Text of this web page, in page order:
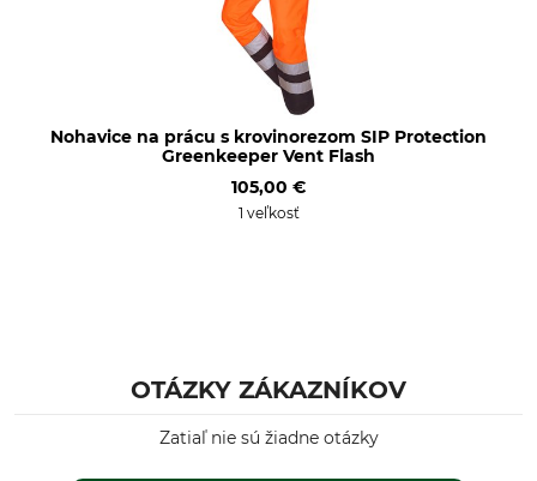
Nohavice na prácu s krovinorezom SIP Protection
Greenkeeper Vent Flash
105,00 €
1 veľkosť
OTÁZKY ZÁKAZNÍKOV
Zatiaľ nie sú žiadne otázky